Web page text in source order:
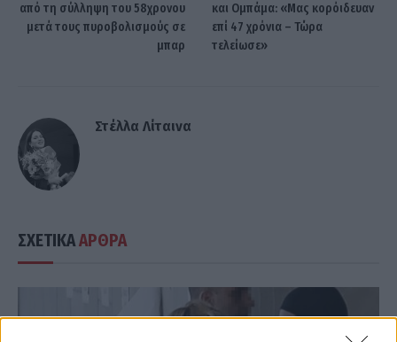
από τη σύλληψη του 58χρονου
μετά τους πυροβολισμούς σε
μπαρ
και Ομπάμα: «Μας κορόιδευαν
επί 47 χρόνια – Τώρα
τελείωσε»
Στέλλα Λίταινα
ΣΧΕΤΙΚΑΑΡΘΡΑ